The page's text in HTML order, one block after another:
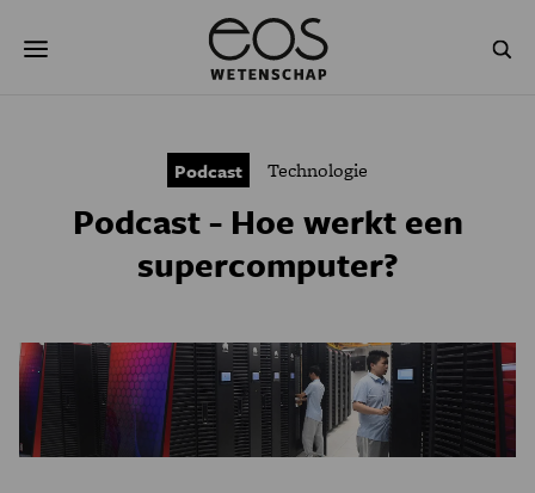
naar
GEZONDHEID
PODCAST AGENDA
JONGE UITDAGERS
Podcast Technologie
Podcast - Hoe werkt een
supercomputer?